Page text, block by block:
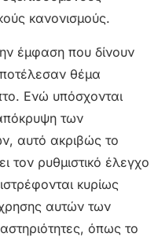
κανονισμούς.
έμφαση που δίνουν
θέμα
Ενώ υπόσχονται
των
αυτό ακριβώς το
τον ρυθμιστικό έλεγχο
κυρίως
αυτών των
όπως το